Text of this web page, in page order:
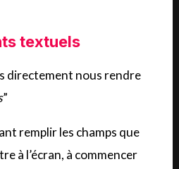
textuels
directement nous rendre
”
remplir les champs que
à l’écran, à commencer